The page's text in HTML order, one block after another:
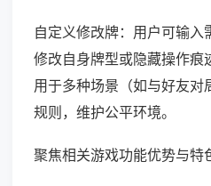
自定义修改牌：用户可输入
修改自身牌型或隐藏操作痕
用于多种场景（如与好友对
规则，维护公平环境。
聚焦相关游戏功能优势与特